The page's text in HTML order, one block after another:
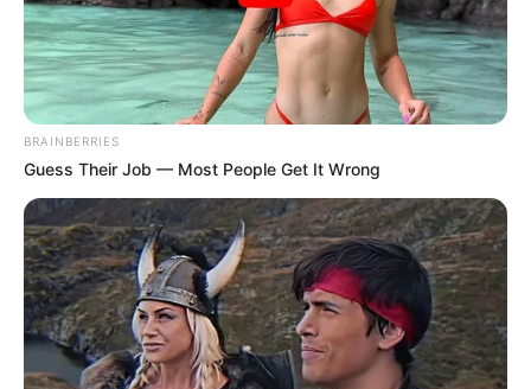
BRAINBERRIES
Guess Their Job — Most People Get It Wrong